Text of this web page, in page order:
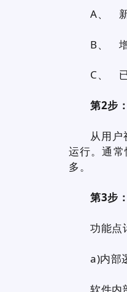
A、 新开
B、 增强
C、 已有
第2步
从用户视
运行。通
多。
第3步
功能点计
a)内部逻
软件内部